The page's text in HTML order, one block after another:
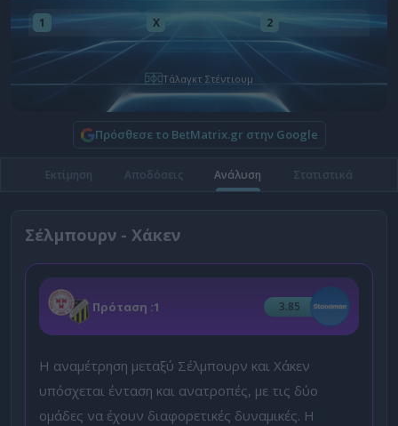
1 X 2
Τάλαγκτ Στέντιουμ
Πρόσθεσε το BetMatrix.gr στην Google
Εκτίμηση Αποδόσεις Ανάλυση Στατιστικά
Σέλμπουρν - Χάκεν
Πρόταση :1 3.85
Η αναμέτρηση μεταξύ Σέλμπουρν και Χάκεν
υπόσχεται ένταση και ανατροπές, με τις δύο
ομάδες να έχουν διαφορετικές δυναμικές. Η